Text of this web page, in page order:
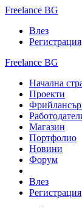
Freelance BG
Влез
Регистрация
Freelance BG
Начална
Проекти
Магазин
Портфолио
Новини
Форум
Влез
Регистрация